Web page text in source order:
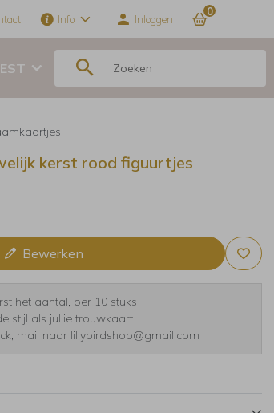
Info Inloggen
0
kerst rood figuurtjes
Bewerken
het aantal, per 10 stuks
stijl als jullie trouwkaart
mail naar lillybirdshop@gmail.com